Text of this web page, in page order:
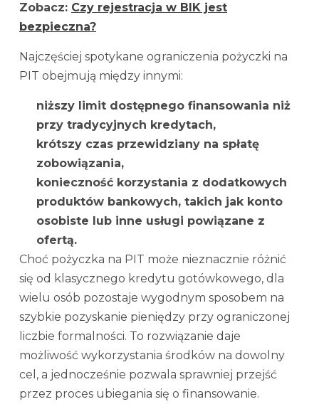
Zobacz: Czy rejestracja w BIK jest
bezpieczna?
Najczęściej spotykane ograniczenia pożyczki na
PIT obejmują między innymi:
niższy limit dostępnego finansowania niż
przy tradycyjnych kredytach,
krótszy czas przewidziany na spłatę
zobowiązania,
konieczność korzystania z dodatkowych
produktów bankowych, takich jak konto
osobiste lub inne usługi powiązane z
ofertą.
Choć pożyczka na PIT może nieznacznie różnić
się od klasycznego kredytu gotówkowego, dla
wielu osób pozostaje wygodnym sposobem na
szybkie pozyskanie pieniędzy przy ograniczonej
liczbie formalności. To rozwiązanie daje
możliwość wykorzystania środków na dowolny
cel, a jednocześnie pozwala sprawniej przejść
przez proces ubiegania się o finansowanie.